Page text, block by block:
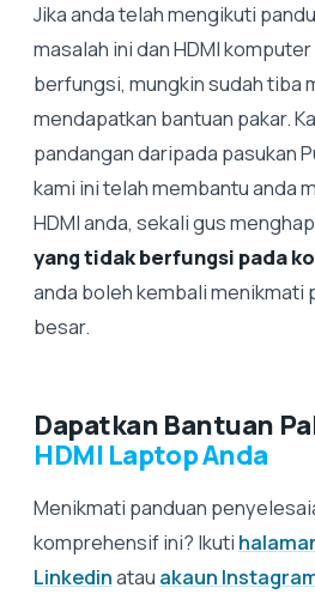
Jika anda telah mengikuti
masalah ini dan HDMI
berfungsi, mungkin sudah tiba
mendapatkan bantuan pakar.
pandangan daripada pasukan
kami ini telah membantu anda
HDMI anda, sekali gus
yang tidak berfungsi pada
anda boleh kembali menikmati
besar.
Dapatkan Bantuan
HDMI Laptop Anda
Menikmati panduan
komprehensif ini? Ikuti
Linkedinatau akaun